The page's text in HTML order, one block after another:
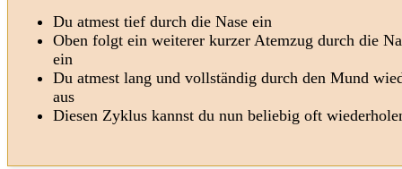
Du atmest tief durch die Nase ein
Oben folgt ein weiterer kurzer Atemzug durch die
ein
Du atmest lang und vollständig durch den Mund
aus
Diesen Zyklus kannst du nun beliebig oft